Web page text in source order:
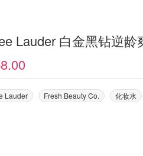
Lauder 白金黑钻逆龄
Lauder Fresh Beauty Co. 化妆水